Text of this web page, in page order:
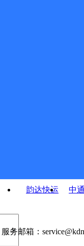
韵达快运
中
服务邮箱：